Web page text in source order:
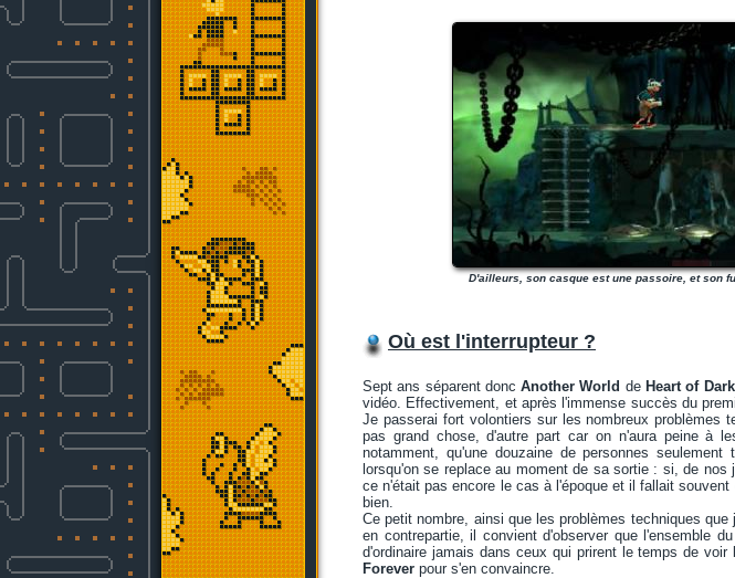
D'ailleurs, son casque est une passoire, et son
Où est l'interrupteur ?
Sept ans séparent doncAnother World de Heart of
vidéo. Effectivement, et après l'immense succès du
Je passerai fort volontiers sur les nombreux problèmes
pas grand chose, d'autre part car on n'aura peine à
notamment, qu'une douzaine de personnes
lorsqu'on se replace au moment de sa sortie : si, de
ce n'était pas encore le cas à l'époque et il fallait
bien.
Ce petit nombre, ainsi que les problèmes techniques
en contrepartie, il convient d'observer que l'ensemble
d'ordinaire jamais dans ceux qui prirent le temps de
Forever pour s'en convaincre.